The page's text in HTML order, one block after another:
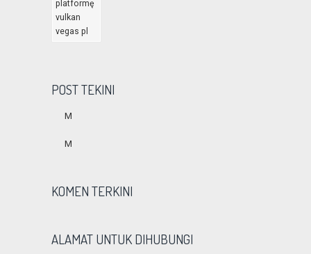
POST TEKINI
M
M
KOMEN TERKINI
ALAMAT UNTUK DIHUBUNGI